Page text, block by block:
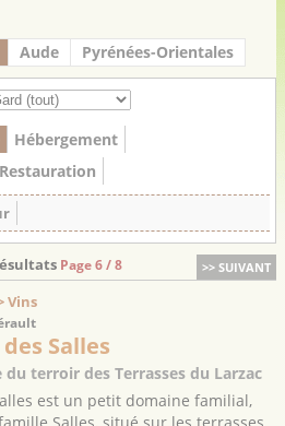
Aude Pyrénées-Orientales
Hébergement
Restauration
>> SUIVANT
Page 6 / 8
Vins
Salles
du terroir des Terrasses du Larzac
est un petit domaine familial,
Salles, situé sur les terrasses